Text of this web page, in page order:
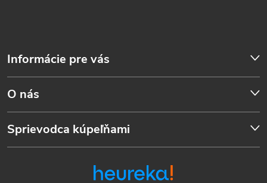
Informácie pre vás
O nás
Sprievodca kúpeľňami